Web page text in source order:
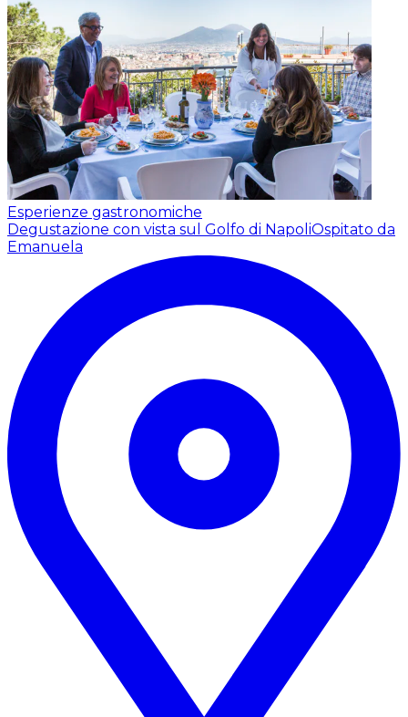
Esperienze gastronomiche
Degustazione con vista sul Golfo di NapoliOspitato da
Emanuela